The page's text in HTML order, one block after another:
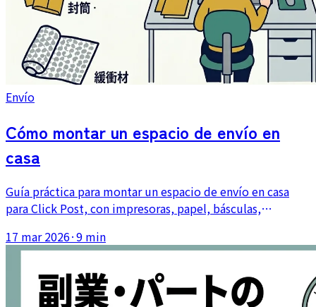
Envío
Cómo montar un espacio de envío en
casa
Guía práctica para montar un espacio de envío en casa
para Click Post, con impresoras, papel, básculas,
distribución del flujo de trabajo.
17 mar 2026·9 min